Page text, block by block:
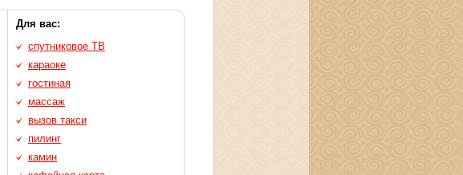
Для вас:
спутниковое ТВ
караоке
гостиная
массаж
вызов такси
пилинг
камин